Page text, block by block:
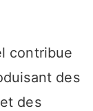
contribue
des
des